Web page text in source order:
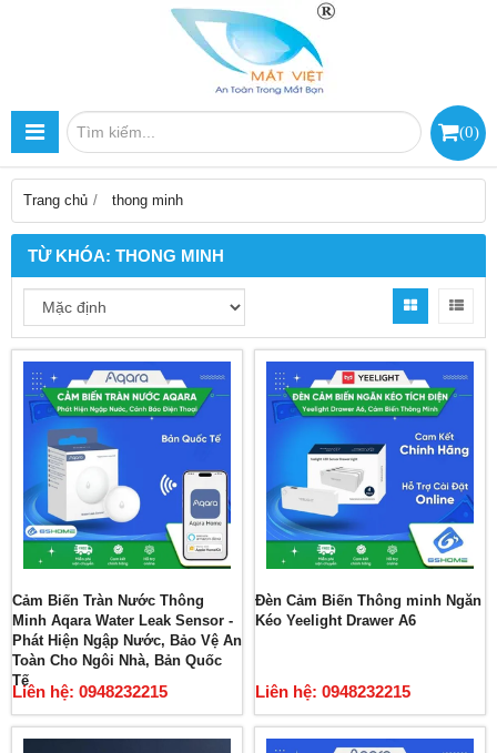
(0)
Trang chủ thong minh
TỪ KHÓA: THONG MINH
Cảm Biến Tràn Nước Thông
Minh Aqara Water Leak Sensor -
Phát Hiện Ngập Nước, Bảo Vệ An
Toàn Cho Ngôi Nhà, Bản Quốc
Tế
Liên hệ: 0948232215
Đèn Cảm Biến Thông minh Ngăn
Kéo Yeelight Drawer A6
Liên hệ: 0948232215